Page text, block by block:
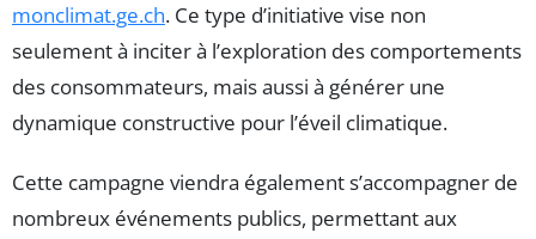
monclimat.ge.ch. Ce type d’initiative vise non
seulement à inciter à l’exploration des comportements
des consommateurs, mais aussi à générer une
dynamique constructive pour l’éveil climatique.
Cette campagne viendra également s’accompagner de
nombreux événements publics, permettant aux